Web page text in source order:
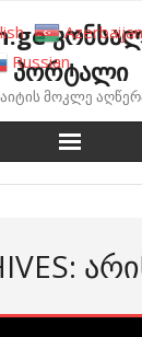
პორტალი
მოკლე
Russian